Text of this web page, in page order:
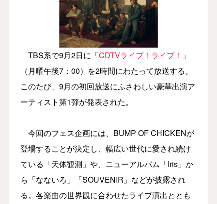
TBS系で9月2日に「CDTVライブ！ライブ！ 」
（月曜午後7：00）を2時間にわたって放送する。
このたび、9月の初回放送にふさわしい豪華出演ア
ーティスト第1弾が発表された。
今回のフェス企画には、BUMP OF CHICKENが
登場することが決定し、幅広い世代に愛され続け
ている「天体観測」や、ニューアルバム「Iris」か
ら「なないろ」「SOUVENIR」などが披露され
る。各楽曲の世界観に合わせたライブ演出ととも